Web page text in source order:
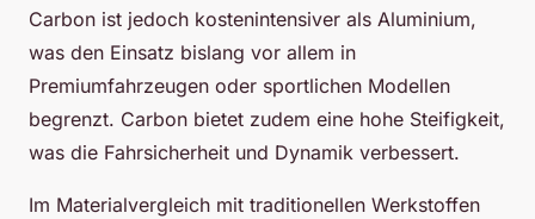
Carbon ist jedoch kostenintensiver als Aluminium,
was den Einsatz bislang vor allem in
Premiumfahrzeugen oder sportlichen Modellen
begrenzt. Carbon bietet zudem eine hohe Steifigkeit,
was die Fahrsicherheit und Dynamik verbessert.
Im Materialvergleich mit traditionellen Werkstoffen